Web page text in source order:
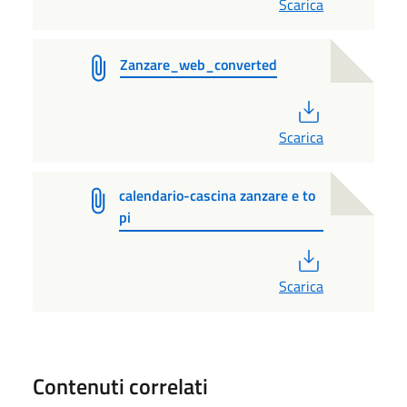
Scarica
Zanzare_web_converted
Scarica
calendario-cascina zanzare e to
pi
Scarica
Contenuti correlati